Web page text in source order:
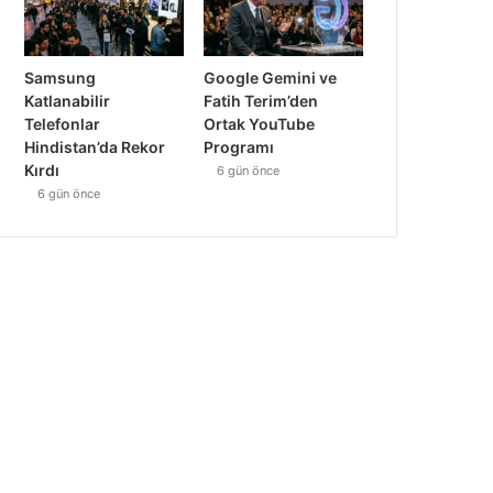
Samsung
Katlanabilir
Telefonlar
Hindistan’da Rekor
Kırdı
6 gün önce
Google Gemini ve
Fatih Terim’den
Ortak YouTube
Programı
6 gün önce